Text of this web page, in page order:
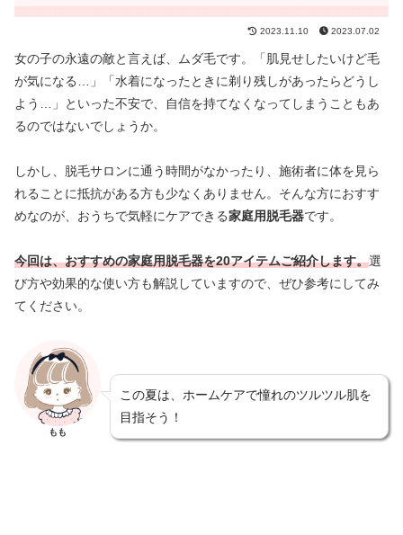
2023.11.10 2023.07.02
女の子の永遠の敵と言えば、ムダ毛です。「肌見せしたいけど毛
が気になる…」「水着になったときに剃り残しがあったらどうし
よう…」といった不安で、自信を持てなくなってしまうこともあ
るのではないでしょうか。
しかし、脱毛サロンに通う時間がなかったり、施術者に体を見ら
れることに抵抗がある方も少なくありません。そんな方におすす
めなのが、おうちで気軽にケアできる家庭用脱毛器です。
今回は、おすすめの家庭用脱毛器を20アイテムご紹介します。選
び方や効果的な使い方も解説していますので、ぜひ参考にしてみ
てください。
もも
この夏は、ホームケアで憧れのツルツル肌を
目指そう！